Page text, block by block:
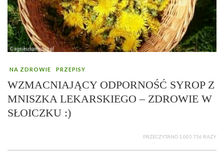
NA ZDROWIE PRZEPISY
WZMACNIAJĄCY ODPORNOŚĆ SYROP Z
MNISZKA LEKARSKIEGO – ZDROWIE W
SŁOICZKU :)
PRZECZYTANO 1 005 756 RAZY